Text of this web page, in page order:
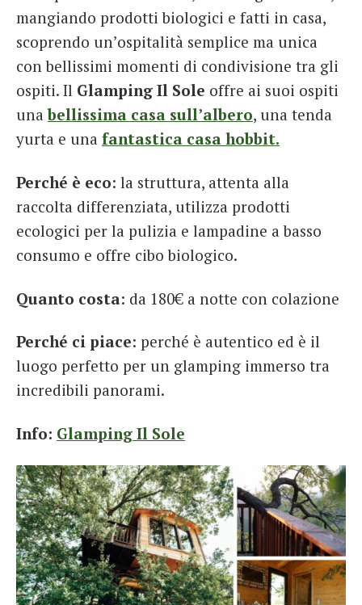
mangiando prodotti biologici e fatti in casa,
scoprendo un’ospitalità semplice ma unica
con bellissimi momenti di condivisione tra gli
ospiti. Il Glamping Il Sole offre ai suoi ospiti
unabellissima casa sull’albero, una tenda
yurta e una fantastica casa hobbit.
Perché è eco: la struttura, attenta alla
raccolta differenziata, utilizza prodotti
ecologici per la pulizia e lampadine a basso
consumo e offre cibo biologico.
Quanto costa: da 180€ a notte con colazione
Perché ci piace: perché è autentico ed è il
luogo perfetto per un glamping immerso tra
incredibili panorami.
Info: Glamping Il Sole